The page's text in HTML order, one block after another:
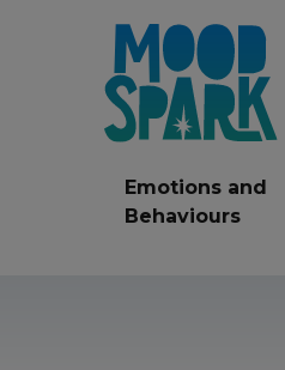
Emotions and
Behaviours